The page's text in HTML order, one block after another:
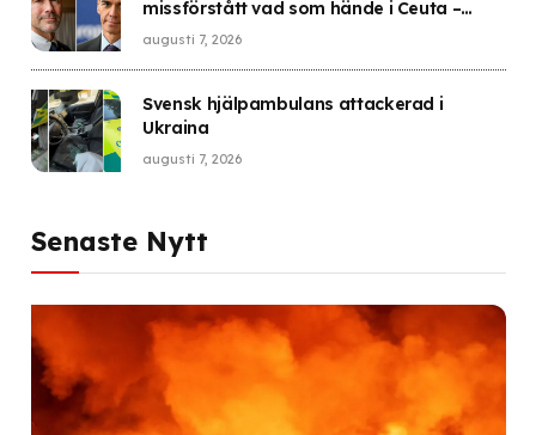
missförstått vad som hände i Ceuta –
Sverige gick i fällan
augusti 7, 2026
Svensk hjälpambulans attackerad i
Ukraina
augusti 7, 2026
Senaste Nytt